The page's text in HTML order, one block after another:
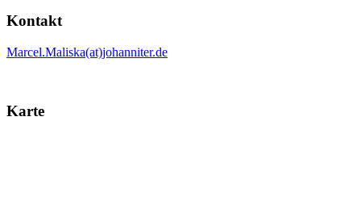
Kontakt
Marcel.Maliska(at)johanniter.de
Karte